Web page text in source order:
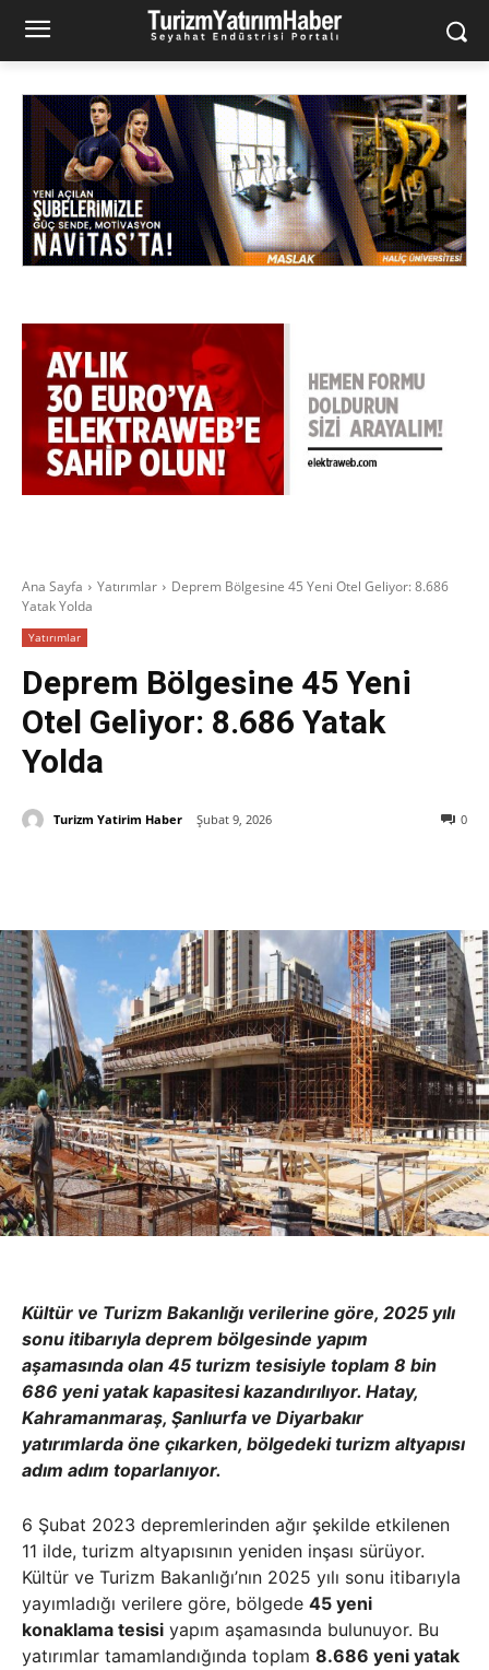
Ana Sayfa Yatırımlar
Deprem Bölgesine 45 Yeni Otel Geliyor: 8.686
Yatak Yolda
Yatırımlar
Deprem Bölgesine 45 Yeni
Otel Geliyor: 8.686 Yatak
Yolda
0
Turizm Yatirim Haber Şubat 9, 2026
Kültür ve Turizm Bakanlığı verilerine göre, 2025 yılı
sonu itibarıyla deprem bölgesinde yapım
aşamasında olan 45 turizm tesisiyle toplam 8 bin
686 yeni yatak kapasitesi kazandırılıyor. Hatay,
Kahramanmaraş, Şanlıurfa ve Diyarbakır
yatırımlarda öne çıkarken, bölgedeki turizm altyapısı
adım adım toparlanıyor.
6 Şubat 2023 depremlerinden ağır şekilde etkilenen
11 ilde, turizm altyapısının yeniden inşası sürüyor.
Kültür ve Turizm Bakanlığı’nın 2025 yılı sonu itibarıyla
yayımladığı verilere göre, bölgede 45 yeni
konaklama tesisi yapım aşamasında bulunuyor. Bu
yatırımlar tamamlandığında toplam 8.686 yeni yatak